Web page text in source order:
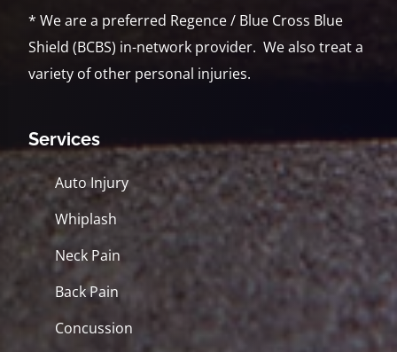
* We are a preferred Regence / Blue Cross Blue
Shield (BCBS) in-network provider. We also treat a
variety of other personal injuries.
Services
Auto Injury
Whiplash
Neck Pain
Back Pain
Concussion